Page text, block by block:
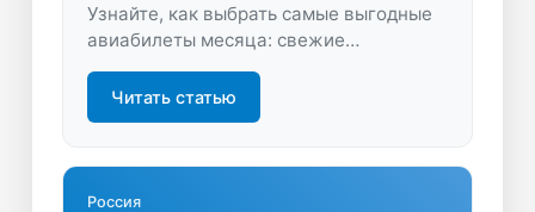
Узнайте, как выбрать самые выгодные
авиабилеты месяца: свежие
экономии на перелётах. Быстро
находите лучшие варианты и
Читать статью
Россия